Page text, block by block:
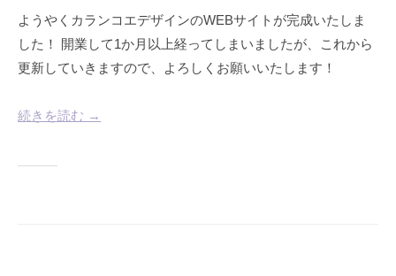
ようやくカランコエデザインのWEBサイトが完成いたしま
した！ 開業して1か月以上経ってしまいましたが、これから
更新していきますので、よろしくお願いいたします！
続きを読む →